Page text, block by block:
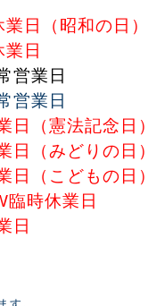
日（昭和の日）
日
営業日
営業日
日（憲法記念日）
日（みどりの日）
日（こどもの日）
臨時休業日
日